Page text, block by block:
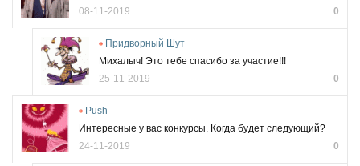
0
08-11-2019
Придворный Шут
Михалыч! Это тебе спасибо за участие!!!
0
25-11-2019
Push
Интересные у вас конкурсы. Когда будет следующий?
0
24-11-2019